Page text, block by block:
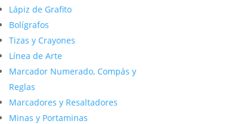
Lápiz de Grafito
Bolígrafos
Tizas y Crayones
Línea de Arte
Marcador Numerado, Compás y
Reglas
Marcadores y Resaltadores
Minas y Portaminas